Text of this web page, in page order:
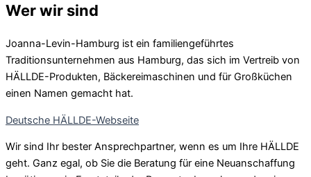
Wer wir sind
Joanna-Levin-Hamburg ist ein familiengeführtes
Traditionsunternehmen aus Hamburg, das sich im Vertreib von
HÄLLDE-Produkten, Bäckereimaschinen und für Großküchen
einen Namen gemacht hat.
Deutsche HÄLLDE-Webseite
Wir sind Ihr bester Ansprechpartner, wenn es um Ihre HÄLLDE
geht. Ganz egal, ob Sie die Beratung für eine Neuanschaffung